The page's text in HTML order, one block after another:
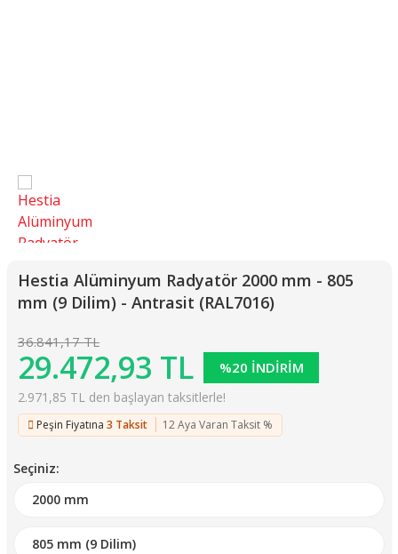
Hestia Alüminyum Radyatör 2000 mm - 805
mm (9 Dilim) - Antrasit (RAL7016)
36.841,17 TL
29.472,93 TL %20 İNDİRİM
2.971,85 TL den başlayan taksitlerle!
Peşin Fiyatına 3 Taksit 12 Aya Varan Taksit %
Seçiniz: